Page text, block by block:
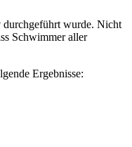
durchgeführt wurde. Nicht
Schwimmer aller
Ergebnisse: